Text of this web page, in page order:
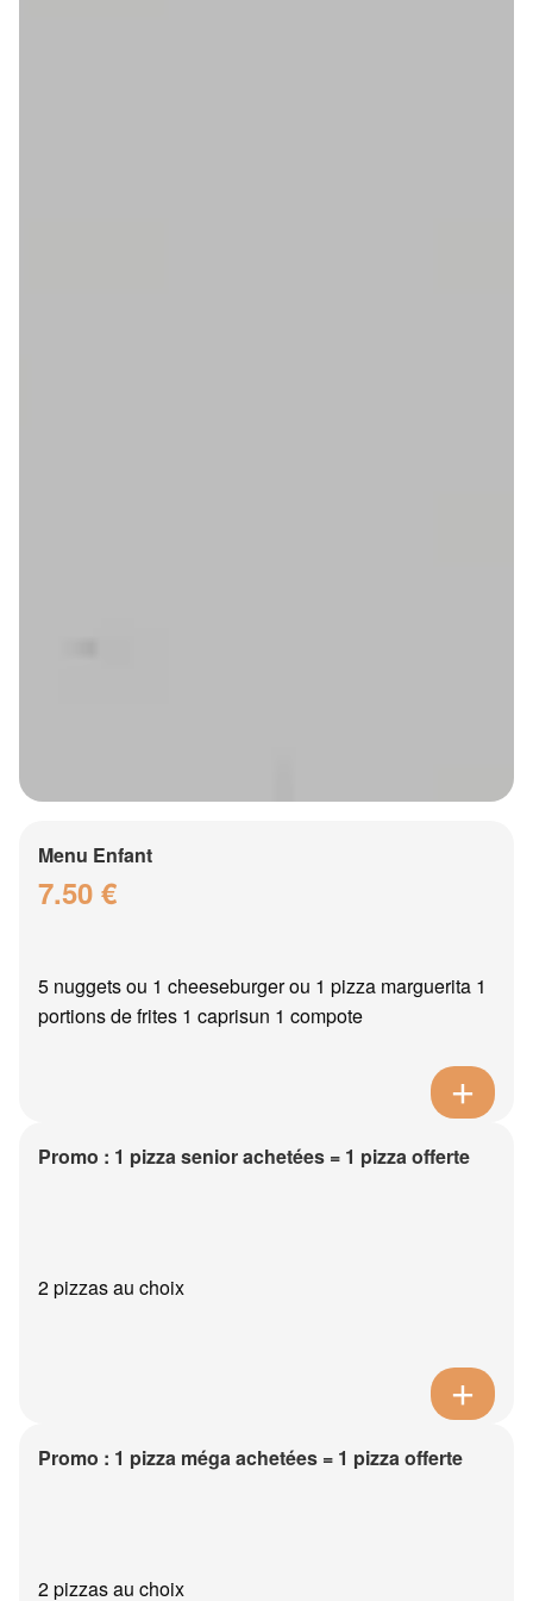
Menu Enfant
7.50 €
5 nuggets ou 1 cheeseburger ou 1 pizza marguerita 1
portions de frites 1 caprisun 1 compote
Promo : 1 pizza senior achetées = 1 pizza offerte
2 pizzas au choix
Promo : 1 pizza méga achetées = 1 pizza offerte
2 pizzas au choix